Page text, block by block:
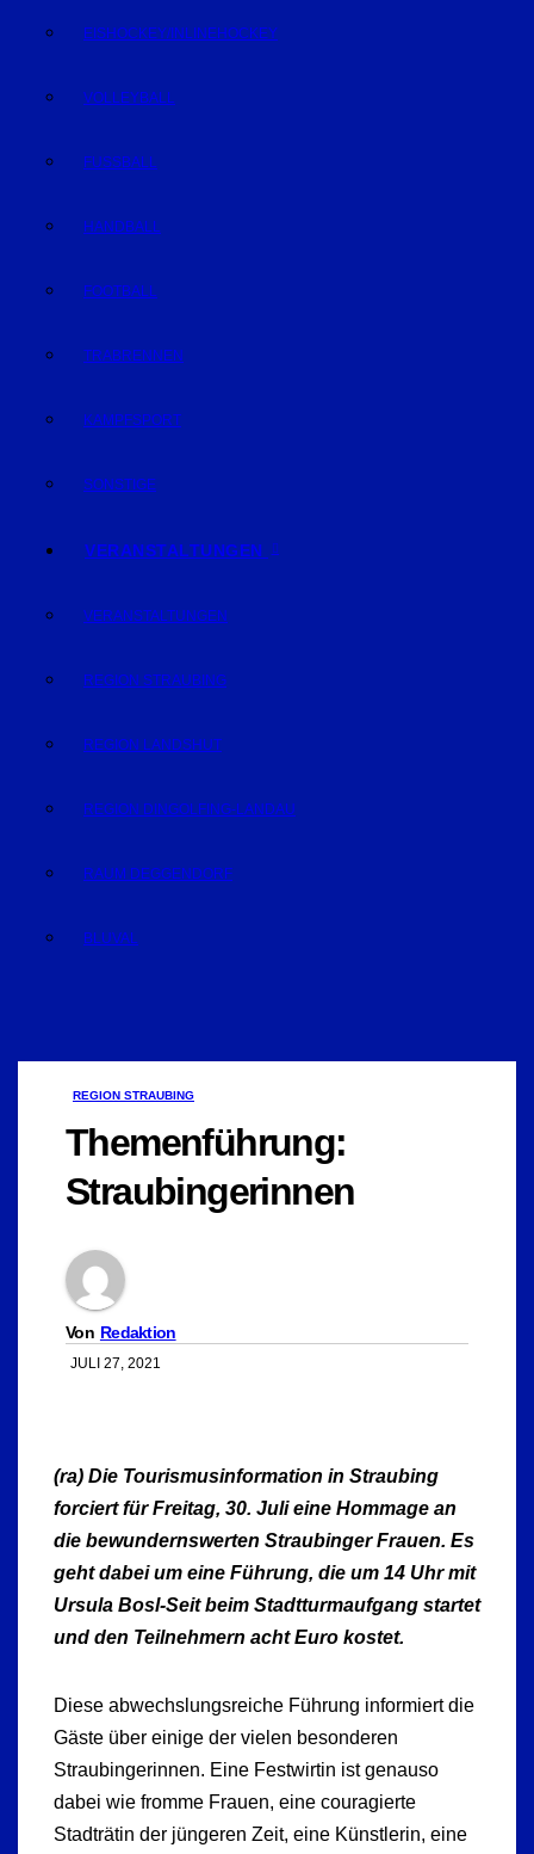
EISHOCKEY/INLINEHOCKEY
VOLLEYBALL
FUSSBALL
HANDBALL
FOOTBALL
TRABRENNEN
KAMPFSPORT
SONSTIGE
VERANSTALTUNGEN
VERANSTALTUNGEN
REGION STRAUBING
REGION LANDSHUT
REGION DINGOLFING-LANDAU
RAUM DEGGENDORF
BLUVAL
REGION STRAUBING
Themenführung:
Straubingerinnen
Von Redaktion
JULI 27, 2021
(ra) Die Tourismusinformation in Straubing
forciert für Freitag, 30. Juli eine Hommage an
die bewundernswerten Straubinger Frauen. Es
geht dabei um eine Führung, die um 14 Uhr mit
Ursula Bosl-Seit beim Stadtturmaufgang startet
und den Teilnehmern acht Euro kostet.
Diese abwechslungsreiche Führung informiert die
Gäste über einige der vielen besonderen
Straubingerinnen. Eine Festwirtin ist genauso
dabei wie fromme Frauen, eine couragierte
Stadträtin der jüngeren Zeit, eine Künstlerin, eine